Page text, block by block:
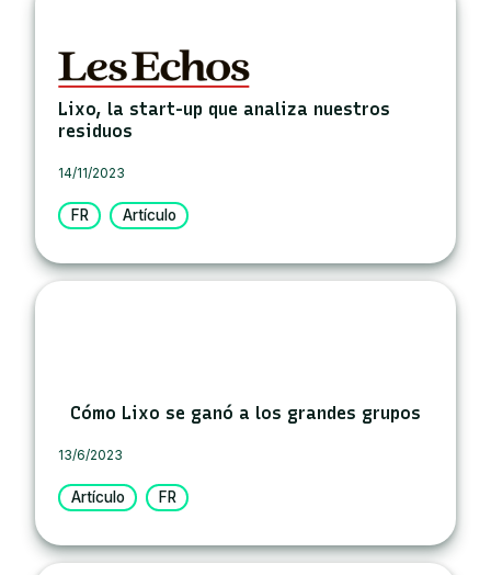
Lixo, la start-up que analiza nuestros
residuos
14/11/2023
FR Artículo
Cómo Lixo se ganó a los grandes grupos
13/6/2023
Artículo FR